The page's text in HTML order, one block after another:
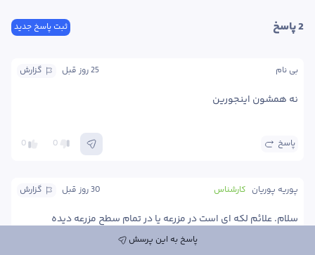
ثبت پاسخ جدید 2 پاسخ
گزارش 25 روز قبل بی نام
نه همشون اینجورین
0 0 پاسخ
گزارش 30 روز قبل کارشناس پوریه پوریان
پاسخ به این پرسش